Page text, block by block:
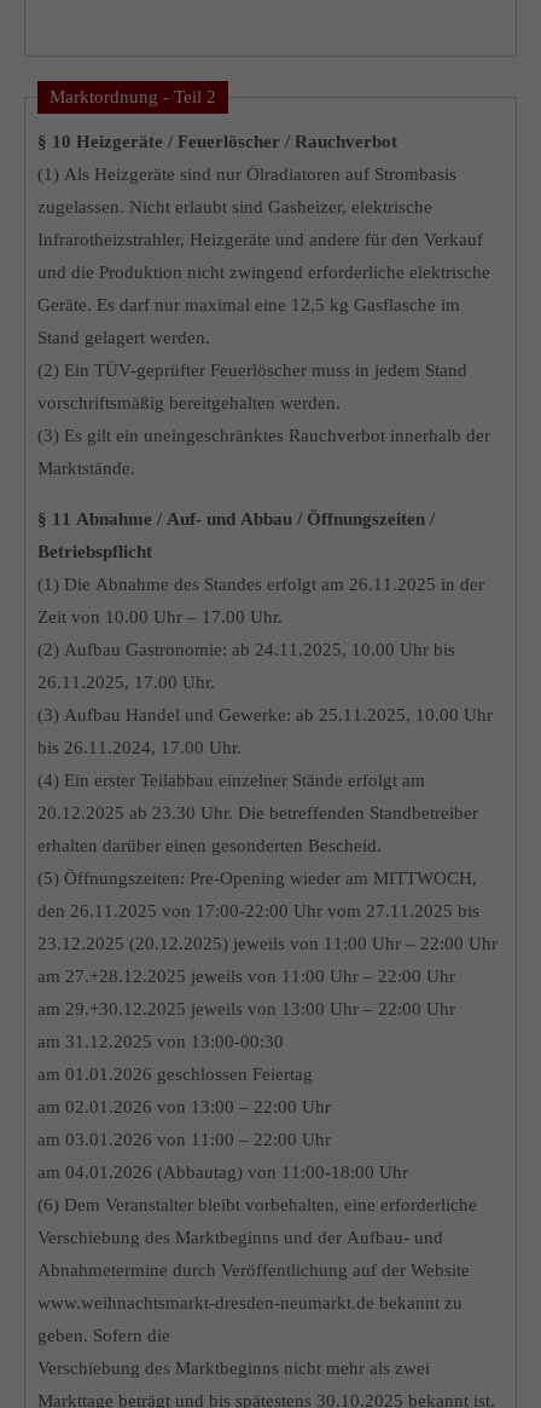
Marktordnung - Teil 2
§ 10 Heizgeräte / Feuerlöscher / Rauchverbot
(1) Als Heizgeräte sind nur Ölradiatoren auf Strombasis
zugelassen. Nicht erlaubt sind Gasheizer, elektrische
Infrarotheizstrahler, Heizgeräte und andere für den Verkauf
und die Produktion nicht zwingend erforderliche elektrische
Geräte. Es darf nur maximal eine 12,5 kg Gasflasche im
Stand gelagert werden.
(2) Ein TÜV-geprüfter Feuerlöscher muss in jedem Stand
vorschriftsmäßig bereitgehalten werden.
(3) Es gilt ein uneingeschränktes Rauchverbot innerhalb der
Marktstände.
§ 11 Abnahme / Auf- und Abbau / Öffnungszeiten /
Betriebspflicht
(1) Die Abnahme des Standes erfolgt am 26.11.2025 in der
Zeit von 10.00 Uhr – 17.00 Uhr.
(2) Aufbau Gastronomie: ab 24.11.2025, 10.00 Uhr bis
26.11.2025, 17.00 Uhr.
(3) Aufbau Handel und Gewerke: ab 25.11.2025, 10.00 Uhr
bis 26.11.2024, 17.00 Uhr.
(4) Ein erster Teilabbau einzelner Stände erfolgt am
20.12.2025 ab 23.30 Uhr. Die betreffenden Standbetreiber
erhalten darüber einen gesonderten Bescheid.
(5) Öffnungszeiten: Pre-Opening wieder am MITTWOCH,
den 26.11.2025 von 17:00-22:00 Uhr vom 27.11.2025 bis
23.12.2025 (20.12.2025) jeweils von 11:00 Uhr – 22:00 Uhr
am 27.+28.12.2025 jeweils von 11:00 Uhr – 22:00 Uhr
am 29.+30.12.2025 jeweils von 13:00 Uhr – 22:00 Uhr
am 31.12.2025 von 13:00-00:30
am 01.01.2026 geschlossen Feiertag
am 02.01.2026 von 13:00 – 22:00 Uhr
am 03.01.2026 von 11:00 – 22:00 Uhr
am 04.01.2026 (Abbautag) von 11:00-18:00 Uhr
(6) Dem Veranstalter bleibt vorbehalten, eine erforderliche
Verschiebung des Marktbeginns und der Aufbau- und
Abnahmetermine durch Veröffentlichung auf der Website
www.weihnachtsmarkt-dresden-neumarkt.de bekannt zu
geben. Sofern die
Verschiebung des Marktbeginns nicht mehr als zwei
Markttage beträgt und bis spätestens 30.10.2025 bekannt ist.